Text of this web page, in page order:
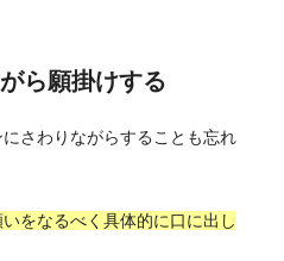
ら願掛けする
さわりながらすることも忘れ
をなるべく具体的に口に出し